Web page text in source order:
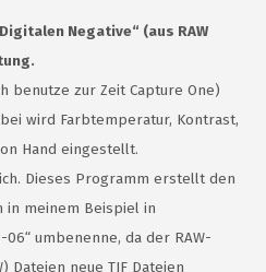
Negative“ (aus RAW
benutze zur Zeit Capture One)
wird Farbtemperatur, Kontrast,
Hand eingestellt.
Dieses Programm erstellt den
in meinem Beispiel in
06“ umbenenne, da der RAW-
Dateien neue TIF Dateien